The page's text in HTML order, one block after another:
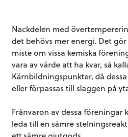
Nackdelen med
det behövs mer energi. Det
miste om vissa kemiska
vara av värde att ha kvar, så
Kärnbildningspunkter, då
eller förpassas till slaggen på
Frånvaron av dessa föreningar
leda till en sämre